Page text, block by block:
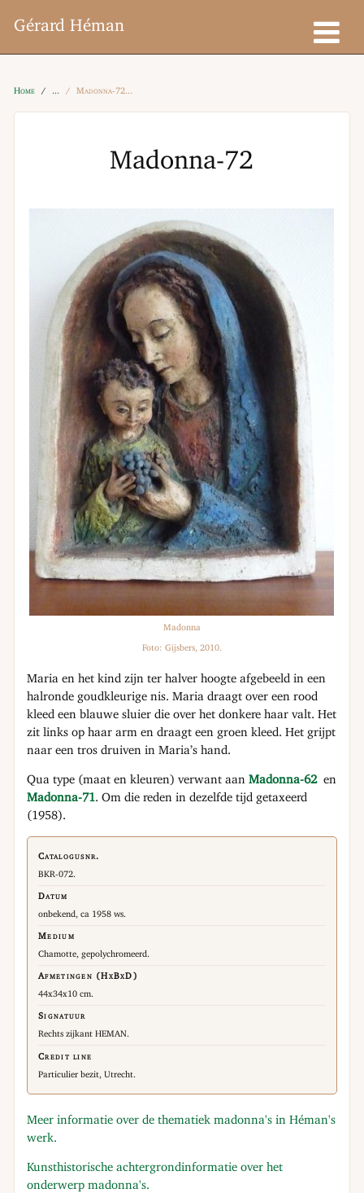
Gérard Héman
Home Madonna-72
Madonna-72
Madonna
Foto: Gijsbers, 2010.
Maria en het kind zijn ter halver hoogte afgebeeld in een
halronde goudkleurige nis. Maria draagt over een rood
kleed een blauwe sluier die over het donkere haar valt. Het
zit links op haar arm en draagt een groen kleed. Het grijpt
naar een tros druiven in Maria’s hand.
Qua type (maat en kleuren) verwant aan Madonna-62en
Madonna-71. Om die reden in dezelfde tijd getaxeerd
(1958).
Catalogusnr.
BKR-072.
Datum
onbekend, ca 1958 ws.
Medium
Chamotte, gepolychromeerd.
Afmetingen (HxBxD)
44x34x10 cm.
Signatuur
Rechts zijkant HEMAN.
Credit line
Particulier bezit, Utrecht.
Meer informatie over de thematiek madonna's in Héman's
werk.
Kunsthistorische achtergrondinformatie over het
onderwerp madonna's.